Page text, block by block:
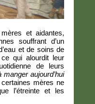
et aidantes,
souffrant d’un
et de soins de
qui alourdit leur
de leurs
aujourd’hui
mères ne
l’étreinte et les